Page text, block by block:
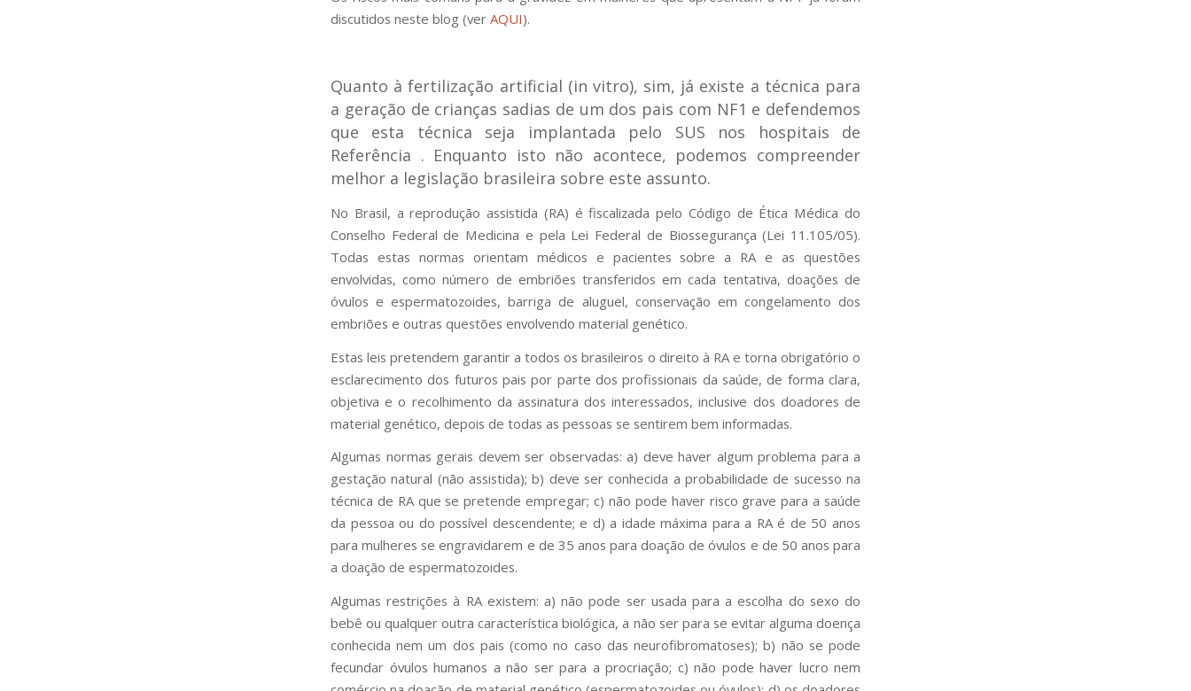
discutidos neste blog (ver AQUI).
Quanto à fertilização artificial (in vitro), sim, já existe a técnica para
a geração de crianças sadias de um dos pais com NF1 e defendemos
que esta técnica seja implantada pelo SUS nos hospitais de
Referência . Enquanto isto não acontece, podemos compreender
melhor a legislação brasileira sobre este assunto.
No Brasil, a reprodução assistida (RA) é fiscalizada pelo Código de Ética Médica do
Conselho Federal de Medicina e pela Lei Federal de Biossegurança (Lei 11.105/05).
Todas estas normas orientam médicos e pacientes sobre a RA e as questões
envolvidas, como número de embriões transferidos em cada tentativa, doações de
óvulos e espermatozoides, barriga de aluguel, conservação em congelamento dos
embriões e outras questões envolvendo material genético.
Estas leis pretendem garantir a todos os brasileiros o direito à RA e torna obrigatório o
esclarecimento dos futuros pais por parte dos profissionais da saúde, de forma clara,
objetiva e o recolhimento da assinatura dos interessados, inclusive dos doadores de
material genético, depois de todas as pessoas se sentirem bem informadas.
Algumas normas gerais devem ser observadas: a) deve haver algum problema para a
gestação natural (não assistida); b) deve ser conhecida a probabilidade de sucesso na
técnica de RA que se pretende empregar; c) não pode haver risco grave para a saúde
da pessoa ou do possível descendente; e d) a idade máxima para a RA é de 50 anos
para mulheres se engravidarem e de 35 anos para doação de óvulos e de 50 anos para
a doação de espermatozoides.
Algumas restrições à RA existem: a) não pode ser usada para a escolha do sexo do
bebê ou qualquer outra característica biológica, a não ser para se evitar alguma doença
conhecida nem um dos pais (como no caso das neurofibromatoses); b) não se pode
fecundar óvulos humanos a não ser para a procriação; c) não pode haver lucro nem